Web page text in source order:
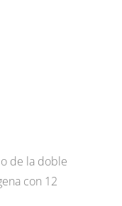
de la doble
con 12